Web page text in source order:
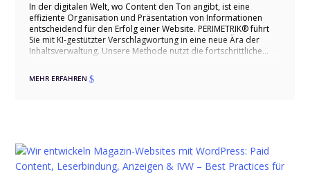
In der digitalen Welt, wo Content den Ton angibt, ist eine
effiziente Organisation und Präsentation von Informationen
entscheidend für den Erfolg einer Website. PERIMETRIK® führt
Sie mit KI-gestützter Verschlagwortung in eine neue Ära der
Inhaltsverwaltung. Unsere Methode nutzt die fortschrittliche
Inhalten auf Ihrer WordPress-Site zu revolutionieren.
MEHR ERFAHREN$